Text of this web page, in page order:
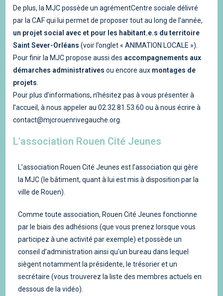
De plus, la MJC possède un agrémentCentre sociale délivré
par la CAF qui lui permet de proposer tout au long de l’année,
un projet social avec et pour les habitant.e.s du territoire
Saint Sever-Orléans (voir l’onglet « ANIMATION LOCALE »).
Pour finir la MJC propose aussi des accompagnements aux
démarches administratives ou encore aux montages de
projets
Pour plus d’informations, n’hésitez pas à vous présenter à
l’accueil, à nous appeler au 02.32.81.53.60 ou à nous écrire à
contact@mjcrouenrivegauche.org.
L'association Rouen Cité Jeunes
L’association Rouen Cité Jeunes est l’association qui gère
la MJC (le bâtiment, quant à lui est mis à disposition par la
ville de Rouen).
Comme toute association, Rouen Cité Jeunes fonctionne
par le biais des adhésions (que vous prenez lorsque vous
participez à une activité par exemple) et possède un
conseil d’administration ainsi qu’un bureau dans lequel
siègent notamment la présidente, le trésorier et un
secrétaire (vous trouverez la liste des membres actuels en
dessous de la vidéo).